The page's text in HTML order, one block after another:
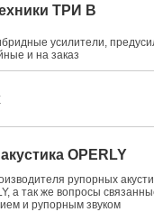
ТРИ В
усилители,
и на заказ
OPERLY
рупорных
а так же вопросы
и рупорным звуком